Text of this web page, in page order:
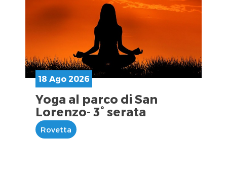
18 Ago 2026
Yoga al parco di San
Lorenzo- 3° serata
Rovetta